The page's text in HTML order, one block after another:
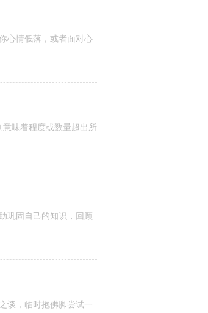
心情低落，或者面对心
味着程度或数量超出所
巩固自己的知识，回顾
谈，临时抱佛脚尝试一